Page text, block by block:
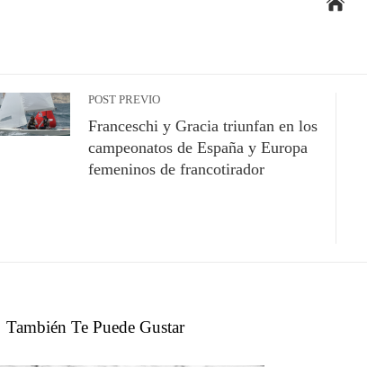
POST PREVIO
Franceschi y Gracia triunfan en los
campeonatos de España y Europa
femeninos de francotirador
También Te Puede Gustar